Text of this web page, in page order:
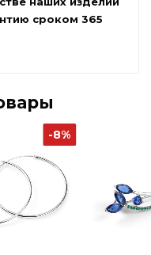
сроком 365
-8%